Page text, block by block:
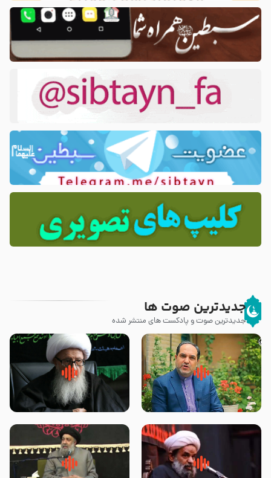
جدیدترین صوت ها
جدیدترین صوت و پادکست های منتشر شده
پیامبر صلی الله علیه وآله و سلم
فرمودند وای بر بچه های آخر
زوّار اربعین امام حسین (علیه
السلام) با این اشتیاق به زیارت